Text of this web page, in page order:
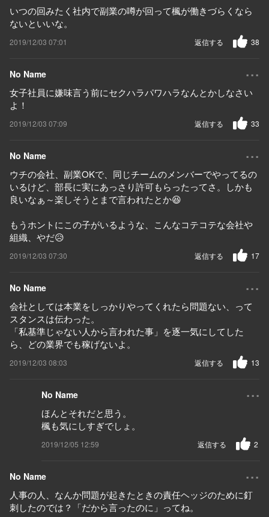
いつの回みたく社内で副業の噂が回って楓が働きづらくなら
ないといいな。
2019/12/03 07:01 38
返信する
No Name ...
女子社員に嫌味言う前にセクハラパワハラなんとかしなさい
よ！
2019/12/03 07:09 33
返信する
No Name ...
ウチの会社、副業OKで、同じチームのメンバーでやってるの
いるけど、部長に実にあっさり許可もらったってさ。しかも
良いなぁ～楽しそうとまで言われたとか😆
もうホントにこの子がいるような、こんなコテコテな会社や
組織、やだ😥
2019/12/03 07:30 17
返信する
No Name ...
会社としては本業をしっかりやってくれたら問題ない、って
スタンスは伝わった。
「私基準じゃない人から言われた事」を逐一気にしてした
ら、どの業界でも稼げないよ。
2019/12/03 08:03 13
返信する
No Name ...
ほんとそれだと思う。
楓も気にしすぎでしょ。
2019/12/05 12:59 2
返信する
No Name ...
人事の人、なんか問題が起きたときの責任ヘッジのために釘
刺したのでは？「だから言ったのに」ってね。